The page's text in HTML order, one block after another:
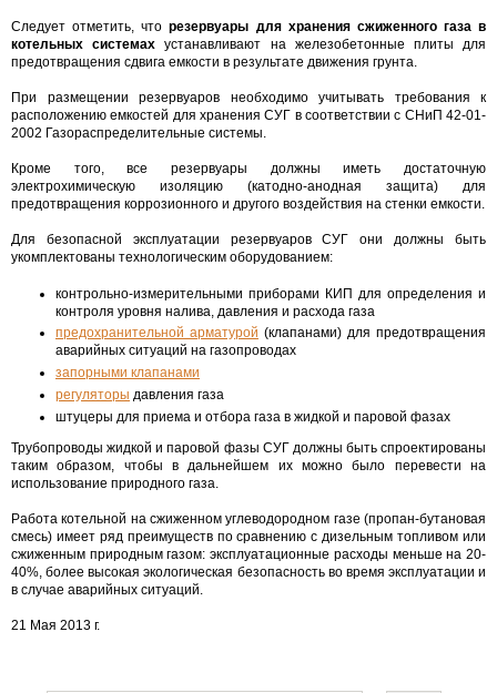
Следует отметить, чторезервуары для хранения сжиженного газа в
котельных системах устанавливают на железобетонные плиты для
предотвращения сдвига емкости в результате движения грунта.
При размещении резервуаров необходимо учитывать требования к
расположению емкостей для хранения СУГ в соответствии с СНиП 42-01-
2002 Газораспределительные системы.
Кроме того, все резервуары должны иметь достаточную
электрохимическую изоляцию (катодно-анодная защита) для
предотвращения коррозионного и другого воздействия на стенки емкости.
Для безопасной эксплуатации резервуаров СУГ они должны быть
укомплектованы технологическим оборудованием:
контрольно-измерительными приборами КИП для определения и
контроля уровня налива, давления и расхода газа
предохранительной арматурой (клапанами) для предотвращения
аварийных ситуаций на газопроводах
запорными клапанами
регуляторы давления газа
штуцеры для приема и отбора газа в жидкой и паровой фазах
Трубопроводы жидкой и паровой фазы СУГ должны быть спроектированы
таким образом, чтобы в дальнейшем их можно было перевести на
использование природного газа.
Работа котельной на сжиженном углеводородном газе (пропан-бутановая
смесь) имеет ряд преимуществ по сравнению с дизельным топливом или
сжиженным природным газом: эксплуатационные расходы меньше на 20-
40%, более высокая экологическая безопасность во время эксплуатации и
в случае аварийных ситуаций.
21 Мая 2013 г.